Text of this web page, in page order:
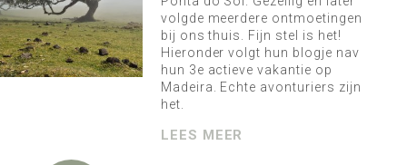
volgde meerdere ontmoetingen
bij ons thuis. Fijn stel is het!
Hieronder volgt hun blogje nav
hun 3e actieve vakantie op
Madeira. Echte avonturiers zijn
het.
LEES MEER